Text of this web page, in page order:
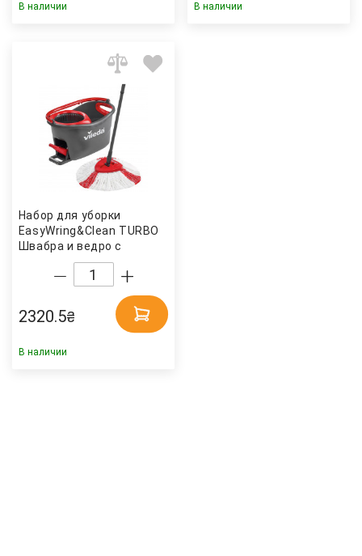
В наличии В наличии
Набор для уборки
EasyWring&Clean TURBO
Швабра и ведро с
отжимом, серый Vileda
2320.5₴
В наличии